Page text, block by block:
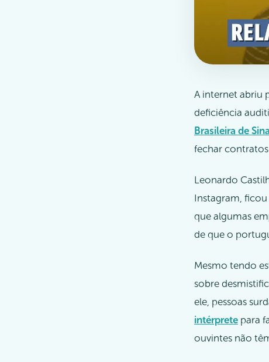
A internet abriu
deficiência
Brasileira de
fechar
Leonardo
Instagram, ficou
que algumas
de que o
Mesmo tendo
sobre
ele, pessoas
intérprete para
ouvintes não